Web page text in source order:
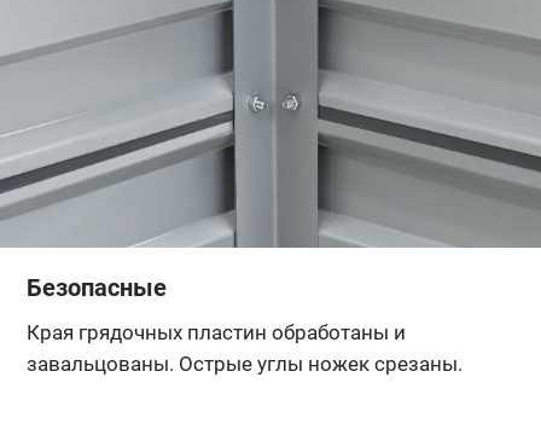
Безопасные
Края грядочных пластин обработаны и
завальцованы. Острые углы ножек срезаны.